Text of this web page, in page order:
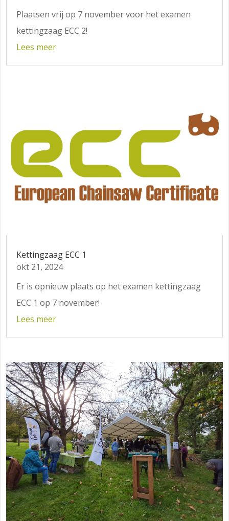
Plaatsen vrij op 7 november voor het examen
kettingzaag ECC 2!
Lees meer
Kettingzaag ECC 1
okt 21, 2024
Er is opnieuw plaats op het examen kettingzaag
ECC 1 op 7 november!
Lees meer